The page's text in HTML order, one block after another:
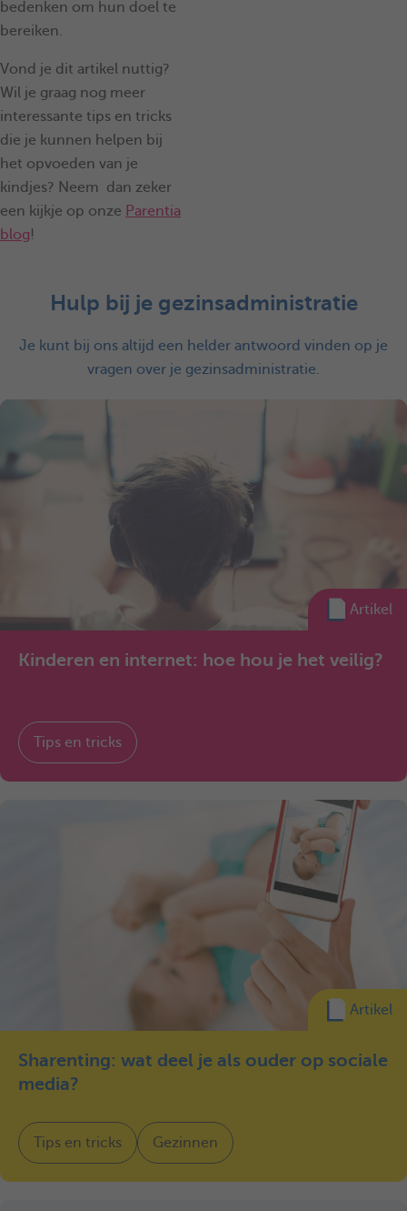
bedenken om hun doel te
bereiken.
Vond je dit artikel nuttig?
Wil je graag nog meer
interessante tips en tricks
die je kunnen helpen bij
het opvoeden van je
kindjes? Neem dan zeker
een kijkje op onze Parentia
blog!
Hulp bij je gezinsadministratie
Je kunt bij ons altijd een helder antwoord vinden op je
vragen over je gezinsadministratie.
Artikel
Kinderen en internet: hoe hou je het veilig?
Tips en tricks
Artikel
Sharenting: wat deel je als ouder op sociale
media?
Tips en tricks Gezinnen